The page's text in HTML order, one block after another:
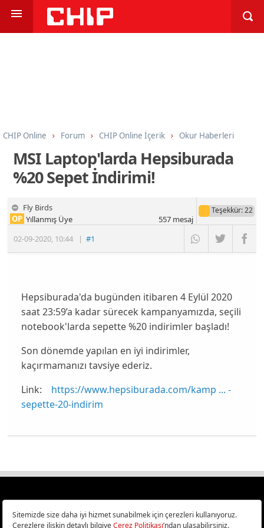
CHIP Online Forum CHIP Online İçerik Okur Haberleri
MSI Laptop'larda Hepsiburada
%20 Sepet İndirimi!
Fly Birds
02-09-2020, 10:44 |#1
OP Yıllanmış Üye
Teşekkür: 22
557mesaj
Hepsiburada'da bugünden itibaren 4 Eylül 2020
saat 23:59’a kadar sürecek kampanyamızda, seçili
notebook'larda sepette %20 indirimler başladı!
Son dönemde yapılan en iyi indirimler,
kaçırmamanızı tavsiye ederiz.
Link:
https://www.hepsiburada.com/kamp ... -
sepette-20-indirim
Türkiye